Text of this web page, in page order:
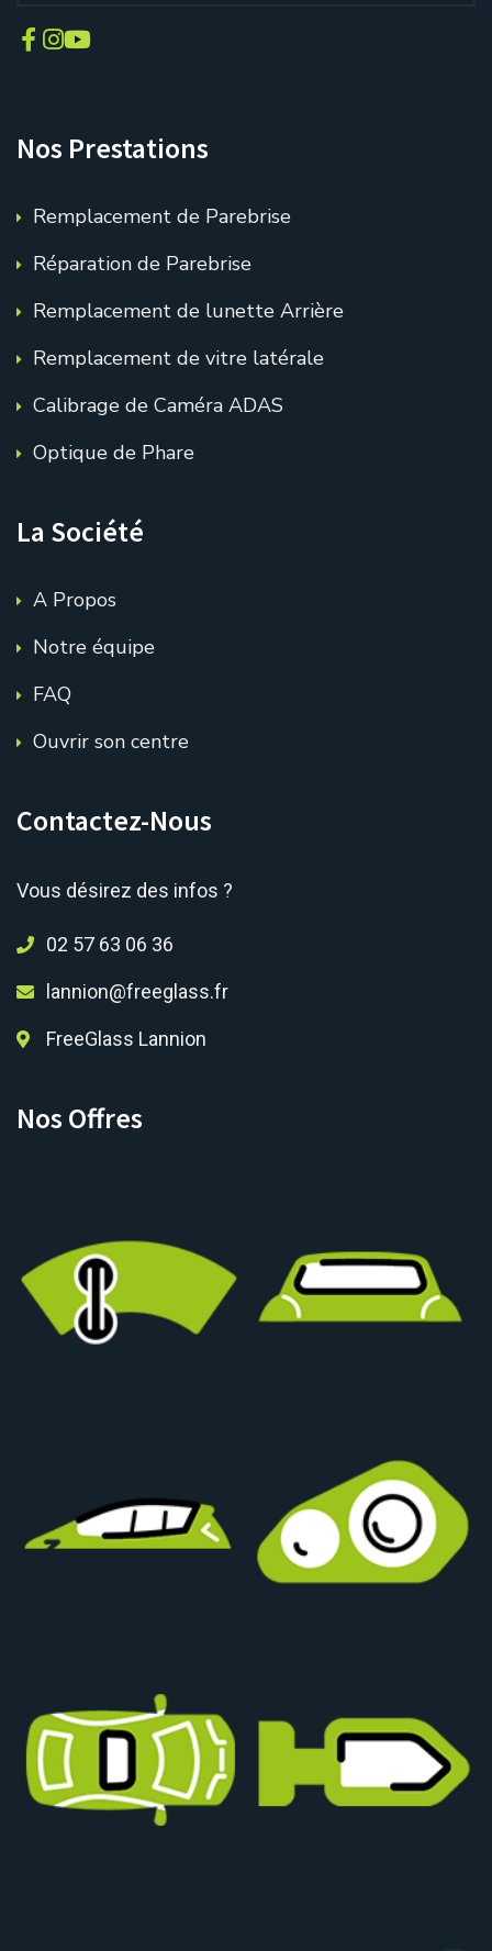
Nos Prestations
Remplacement de Parebrise
Réparation de Parebrise
Remplacement de lunette Arrière
Remplacement de vitre latérale
Calibrage de Caméra ADAS
Optique de Phare
La Société
A Propos
Notre équipe
FAQ
Ouvrir son centre
Contactez-Nous
Vous désirez des infos ?
02 57 63 06 36
lannion@freeglass.fr
FreeGlass Lannion
Nos Offres